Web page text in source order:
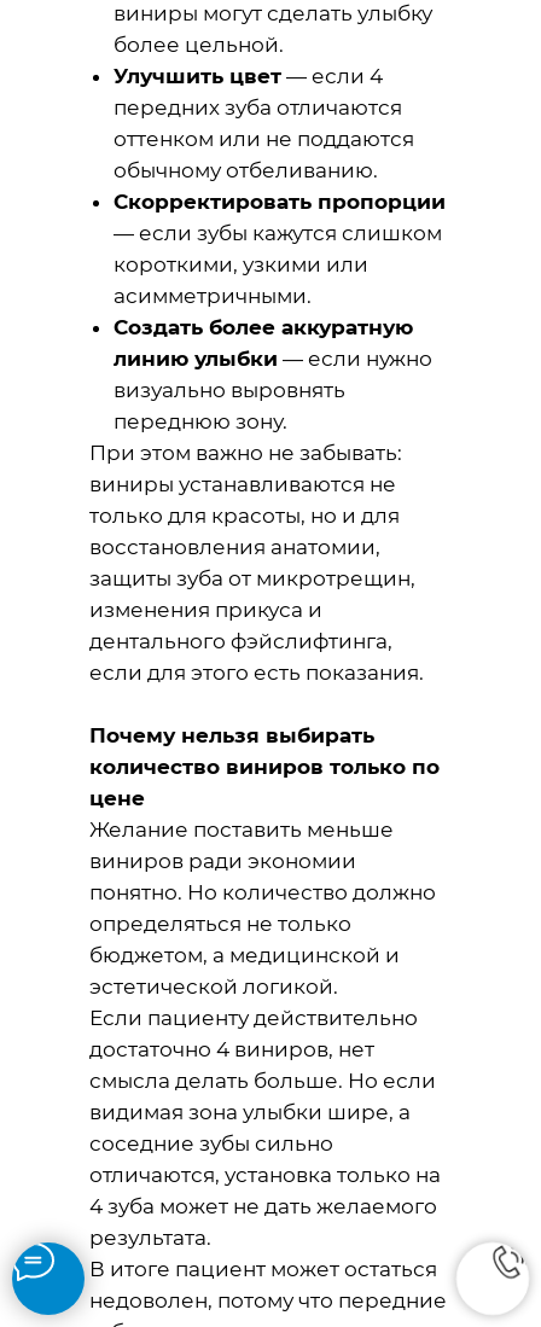
виниры могут сделать улыбку
более цельной.
Улучшить цвет — если 4
передних зуба отличаются
оттенком или не поддаются
обычному отбеливанию.
Скорректировать пропорции
— если зубы кажутся слишком
короткими, узкими или
асимметричными.
Создать более аккуратную
линию улыбки — если нужно
визуально выровнять
переднюю зону.
При этом важно не забывать:
виниры устанавливаются не
только для красоты, но и для
восстановления анатомии,
защиты зуба от микротрещин,
изменения прикуса и
дентального фэйслифтинга,
если для этого есть показания.
Почему нельзя выбирать
количество виниров только по
цене
Желание поставить меньше
виниров ради экономии
понятно. Но количество должно
определяться не только
бюджетом, а медицинской и
эстетической логикой.
Если пациенту действительно
достаточно 4 виниров, нет
смысла делать больше. Но если
видимая зона улыбки шире, а
соседние зубы сильно
отличаются, установка только на
4 зуба может не дать желаемого
результата.
В итоге пациент может остаться
недоволен, потому что передние